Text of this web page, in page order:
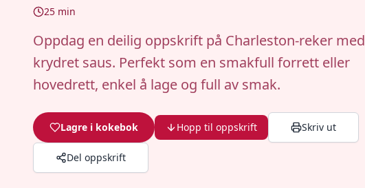
25 min
Oppdag en deilig oppskrift på Charleston-reker med
krydret saus. Perfekt som en smakfull forrett eller
hovedrett, enkel å lage og full av smak.
Lagre i kokebok Hopp til oppskrift Skriv ut
Del oppskrift